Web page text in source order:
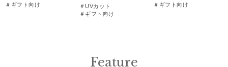
＃ギフト向け
＃UVカット
＃ギフト向け
＃ギフト向け
Feature